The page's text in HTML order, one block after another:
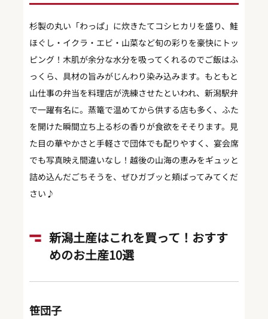
杉製の丸い「わっぱ」に炊きたてコシヒカリを盛り、鮭
ほぐし・イクラ・エビ・山菜など旬の彩りを豪快にトッ
ピング！木肌が余分な水分を吸ってくれるのでご飯はふ
っくら、具材の旨みがじんわり染み込みます。もともと
山仕事の弁当を料理店が洗練させたといわれ、新潟駅弁
で一躍有名に。蒸篭で温めてから供する店も多く、ふた
を開けた瞬間立ち上る杉の香りが食欲をそそります。見
た目の華やかさと手軽さで団体でも配りやすく、宴会席
でも写真映え間違いなし！越後の山海の恵みをギュッと
詰め込んだごちそうを、ぜひガブッと頬ばってみてくだ
さい♪
新潟土産はこれを買って！おすす
めのお土産10選
笹団子